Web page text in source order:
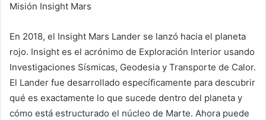
Misión Insight Mars
En 2018, el Insight Mars Lander se lanzó hacia el planeta
rojo. Insight es el acrónimo de Exploración Interior usando
Investigaciones Sísmicas, Geodesia y Transporte de Calor.
El Lander fue desarrollado específicamente para descubrir
qué es exactamente lo que sucede dentro del planeta y
cómo está estructurado el núcleo de Marte. Ahora puede